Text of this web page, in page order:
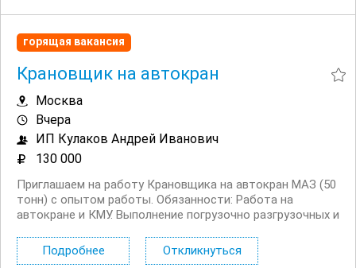
горящая вакансия
Крановщик на автокран
Москва
Вчера
ИП Кулаков Андрей Иванович
130 000
Приглашаем на работу Крановщика на автокран МАЗ (50
тонн) с опытом работы. Обязанности: Работа на
автокране и КМУ. Выполнение погрузочно разгрузочных и
техники. Бережная эксплуатация автомобиля.
Требования: ...
Подробнее Откликнуться